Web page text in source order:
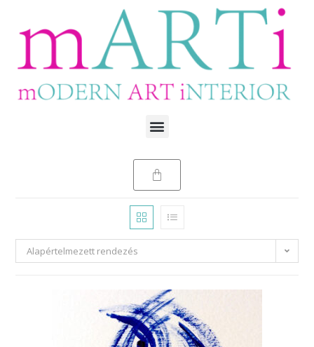
Alapértelmezett rendezés